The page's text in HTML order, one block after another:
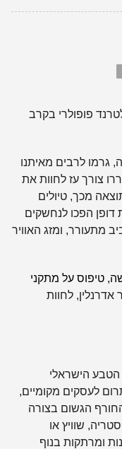
פופולרי בקרב
גרמו לרבים מאיתנו
צורך עז לחוות את
מכך, טיולים
דופן הפכו לנחשקים
מתעורר, ומזג האוויר
, טיפוס על מתקני
לחוות
הישראלי
לעסקים מקומיים,
הגשום בצורה
שוויץ או
ומרתקות בנוף